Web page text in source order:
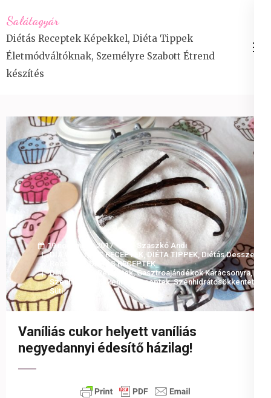
to
content
(Press
Enter)
Salátagyár
Diétás Receptek Képekkel, Diéta Tippek
Életmódváltóknak, Személyre Szabott Étrend
készítés
19 november 2017
Szaszkó Andi
DIA WELLNESS RECEPTEK, DIÉTA TIPPEK,Diétás Desszert
DIÉTÁS RECEPTEK
Dia Wellness Receptek,Gasztroajándékok Karácsonyra,
Szénhidrátcsökkentett Receptek,Szénhidrátcsökkentett
Süti
Vaníliás cukor helyett vaníliás
negyedannyi édesítő házilag!